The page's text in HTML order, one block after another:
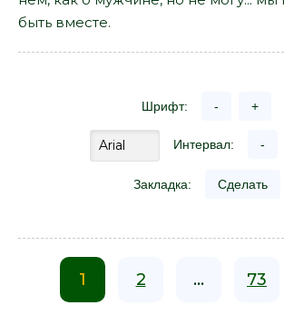
быть вместе.
Шрифт: - +
Интервал: -
Закладка: Сделать
1 2 ... 73